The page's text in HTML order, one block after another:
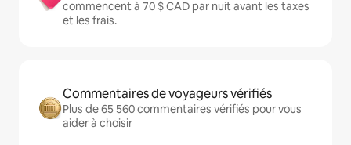
commencent à 70 $ CAD par nuit avant les taxes
et les frais.
Commentaires de voyageurs vérifiés
Plus de 65 560 commentaires vérifiés pour vous
aider à choisir